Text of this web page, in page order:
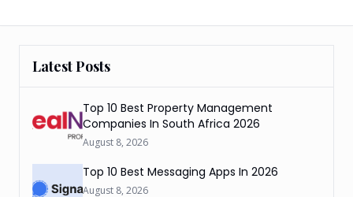
Latest Posts
Top 10 Best Property Management
Companies In South Africa 2026
August 8, 2026
Top 10 Best Messaging Apps In 2026
August 8, 2026